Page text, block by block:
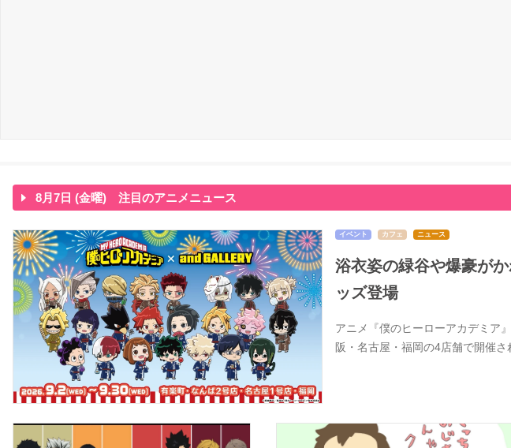
8月7日 (金曜) 注目のアニメニュース
イベント カフェ ニュース
浴衣姿の緑谷や爆豪が
ッズ登場
アニメ『僕のヒーローアカデミア
阪・名古屋・福岡の4店舗で開催